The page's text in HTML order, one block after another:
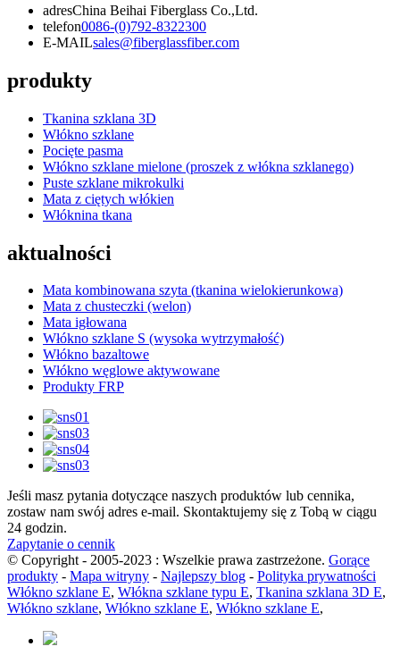
adresChina Beihai Fiberglass Co.,Ltd.
telefon0086-(0)792-8322300
E-MAILsales@fiberglassfiber.com
produkty
Tkanina szklana 3D
Włókno szklane
Pocięte pasma
Włókno szklane mielone (proszek z włókna szklanego)
Puste szklane mikrokulki
Mata z ciętych włókien
Włóknina tkana
aktualności
Mata kombinowana szyta (tkanina wielokierunkowa)
Mata z chusteczki (welon)
Mata igłowana
Włókno szklane S (wysoka wytrzymałość)
Włókno bazaltowe
Włókno węglowe aktywowane
Produkty FRP
Jeśli masz pytania dotyczące naszych produktów lub cennika,
zostaw nam swój adres e-mail. Skontaktujemy się z Tobą w ciągu
24 godzin.
Zapytanie o cennik
© Copyright - 2005-2023 : Wszelkie prawa zastrzeżone. Gorące
produkty - Mapa witryny - Najlepszy blog - Polityka prywatności
Włókno szklane E, Włókna szklane typu E, Tkanina szklana 3D E,
Włókno szklane, Włókno szklane E, Włókno szklane E,